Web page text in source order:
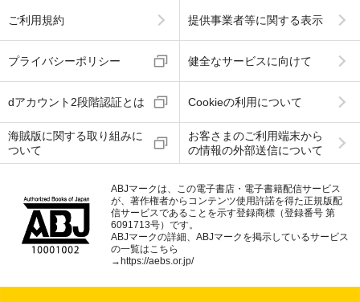
ご利用規約 提供事業者等に関する表示
プライバシーポリシー 健全なサービスに向けて
dアカウント2段階認証とは Cookieの利用について
海賊版に関する取り組みに
ついて
お客さまのご利用端末から
の情報の外部送信について
ABJマークは、この電子書店・電子書籍配信サービス
が、著作権者からコンテンツ使用許諾を得た正規版配
信サービスであることを示す登録商標（登録番号 第
6091713号）です。
ABJマークの詳細、ABJマークを掲示しているサービス
の一覧はこちら
→ https://aebs.or.jp/